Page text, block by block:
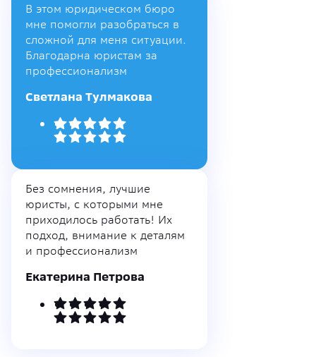
В этом юридическом бюро
мне помогли разобраться в
сложной для меня ситуации.
Благодарна юристам за
профессионализм
Светлана Тулмакова
Без сомнения, лучшие
юристы, с которыми мне
приходилось работать! Их
подход, внимание к деталям
и профессионализм
Екатерина Петрова